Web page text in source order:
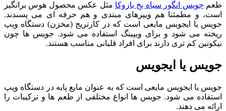
طعم جویس انگور سیاه یخ بازوکا مثل عکس محصول هوس برانگیز
است، و مطمئنا هم ویپرهای مبتدی و هم حرفه ای می پسندند.
جویس یا ایجویس مایعی است که در کارتریج (مخزن) دستگاه ویپ
ریخته می شود و برای ویپینگ استفاده می شود. جویس ها چون
نیکوتین کم تری دارند برای افراد قلیانی مناسب هستند.
جویس یا ایجویس
جویس یا ایجویس مایعی است که به عنوان مایع پایه در دستگاه ویپ
استفاده می ‌شود. جویس ها انواع مختلفی از طعم ‌ها و ترکیبات را
ارائه می‌ دهند.